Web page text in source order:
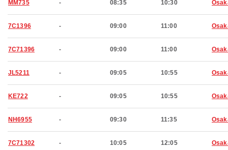
MM735 - 08:35 10:30
7C1396 - 09:00 11:00
7C71396 - 09:00 11:00
JL5211 - 09:05 10:55
KE722 - 09:05 10:55
NH6955 - 09:30 11:35
7C71302 - 10:05 12:05